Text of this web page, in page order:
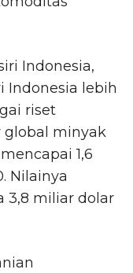
Indonesia,
Indonesia lebih
riset
global minyak
1,6
Nilainya
3,8 miliar dolar